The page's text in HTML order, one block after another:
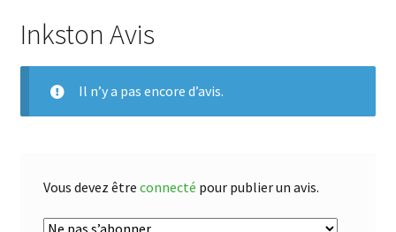
Inkston Avis
Il n’y a pas encore d’avis.
Vous devez être connecté pour publier un avis.